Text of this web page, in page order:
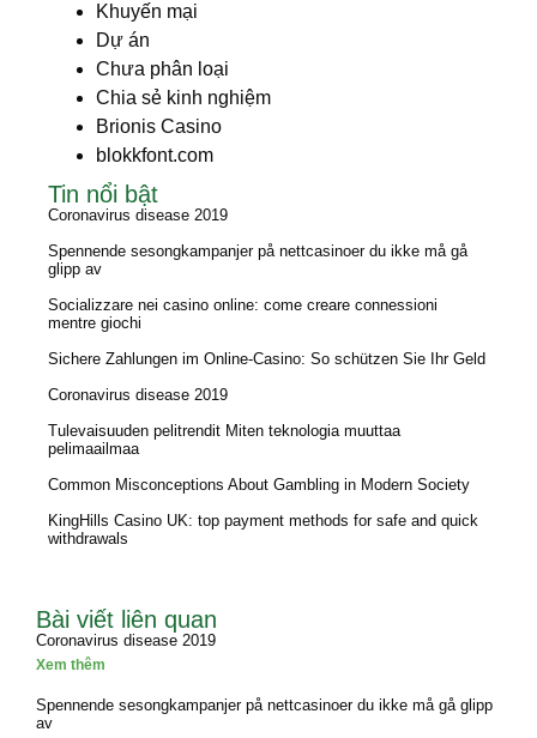
Khuyến mại
Dự án
Chưa phân loại
Chia sẻ kinh nghiệm
Brionis Casino
blokkfont.com
Tin nổi bật
Coronavirus disease 2019
Spennende sesongkampanjer på nettcasinoer du ikke må gå
glipp av
Socializzare nei casino online: come creare connessioni
mentre giochi
Sichere Zahlungen im Online-Casino: So schützen Sie Ihr Geld
Coronavirus disease 2019
Tulevaisuuden pelitrendit Miten teknologia muuttaa
pelimaailmaa
Common Misconceptions About Gambling in Modern Society
KingHills Casino UK: top payment methods for safe and quick
withdrawals
Bài viết liên quan
Coronavirus disease 2019
Xem thêm
Spennende sesongkampanjer på nettcasinoer du ikke må gå glipp
av